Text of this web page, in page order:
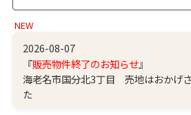
NEW
2026-08-07
『販売物件終了のお知らせ』
海老名市国分北3丁目 売地はおかげ
た